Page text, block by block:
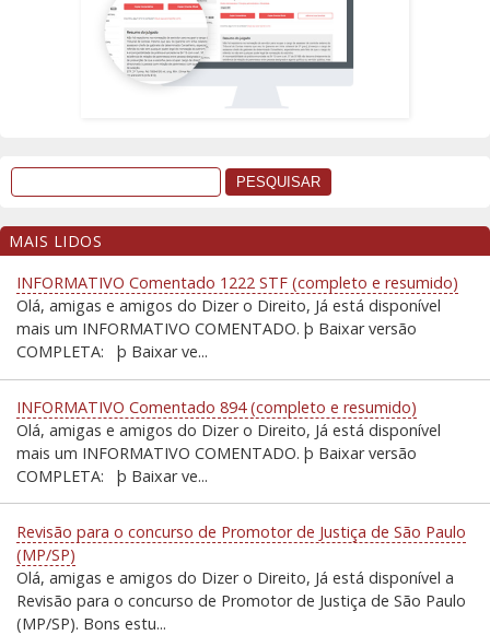
MAIS LIDOS
INFORMATIVO Comentado 1222 STF (completo e resumido)
Olá, amigas e amigos do Dizer o Direito, Já está disponível
mais um INFORMATIVO COMENTADO. þ Baixar versão
COMPLETA: þ Baixar ve...
INFORMATIVO Comentado 894 (completo e resumido)
Olá, amigas e amigos do Dizer o Direito, Já está disponível
mais um INFORMATIVO COMENTADO. þ Baixar versão
COMPLETA: þ Baixar ve...
Revisão para o concurso de Promotor de Justiça de São Paulo
(MP/SP)
Olá, amigas e amigos do Dizer o Direito, Já está disponível a
Revisão para o concurso de Promotor de Justiça de São Paulo
(MP/SP). Bons estu...